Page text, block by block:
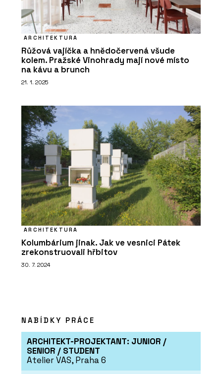
ARCHITEKTURA
Růžová vajíčka a hnědočervená všude
kolem. Pražské Vinohrady mají nové místo
na kávu a brunch
21. 1. 2025
ARCHITEKTURA
Kolumbárium jinak. Jak ve vesnici Pátek
zrekonstruovali hřbitov
30. 7. 2024
NABÍDKY PRÁCE
ARCHITEKT-PROJEKTANT: JUNIOR /
SENIOR / STUDENT
Atelier VAS, Praha 6